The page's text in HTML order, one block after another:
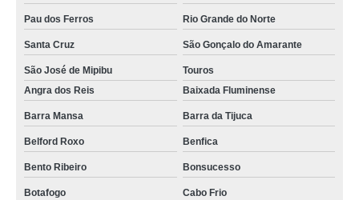
Pau dos Ferros Rio Grande do Norte
Santa Cruz São Gonçalo do Amarante
São José de Mipibu
Touros
Angra dos Reis
Baixada Fluminense
Barra Mansa Barra da Tijuca
Belford Roxo Benfica
Bento Ribeiro Bonsucesso
Botafogo Cabo Frio